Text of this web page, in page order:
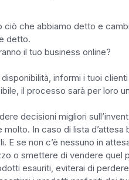
che abbiamo detto e
detto.
il tuo business online?
informi i tuoi
il processo sarà per loro
decisioni migliori
In caso di lista d’attesa
se non c’è nessuno in
o smettere di vendere quel
esauriti, eviterai di